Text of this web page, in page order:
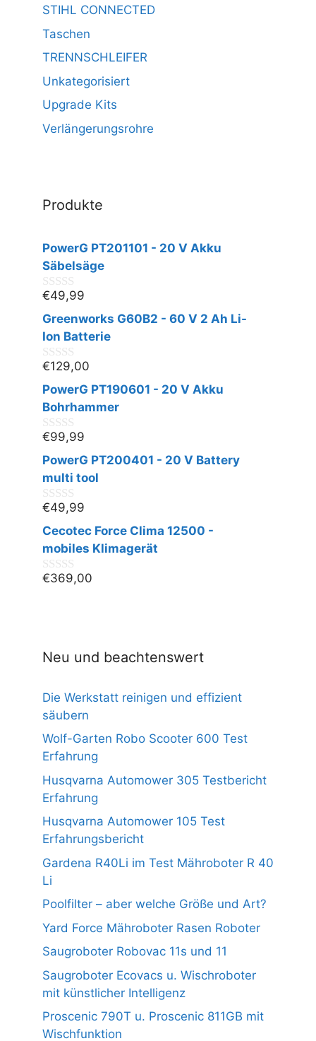
STIHL CONNECTED
Taschen
TRENNSCHLEIFER
Unkategorisiert
Upgrade Kits
Verlängerungsrohre
Produkte
PowerG PT201101 - 20 V Akku
Säbelsäge
0
v
o
n
€49,99
Greenworks G60B2 - 60 V 2 Ah Li-
Ion Batterie
0
v
o
n
€129,00
PowerG PT190601 - 20 V Akku
Bohrhammer
0
v
o
n
€99,99
PowerG PT200401 - 20 V Battery
multi tool
0
v
o
n
€49,99
Cecotec Force Clima 12500 -
mobiles Klimagerät
0
€369,00
Neu und beachtenswert
Die Werkstatt reinigen und effizient
säubern
Wolf-Garten Robo Scooter 600 Test
Erfahrung
Husqvarna Automower 305 Testbericht
Erfahrung
Husqvarna Automower 105 Test
Erfahrungsbericht
Gardena R40Li im Test Mähroboter R 40
Li
Poolfilter – aber welche Größe und Art?
Yard Force Mähroboter Rasen Roboter
Saugroboter Robovac 11s und 11
Saugroboter Ecovacs u. Wischroboter
mit künstlicher Intelligenz
Proscenic 790T u. Proscenic 811GB mit
Wischfunktion